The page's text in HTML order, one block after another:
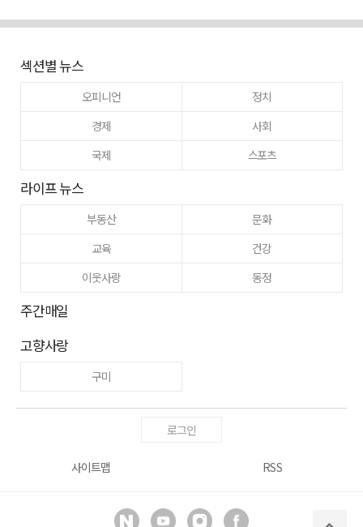
섹션별 뉴스
오피니언
정치
경제
사회
국제
스포츠
라이프 뉴스
부동산
문화
교육
건강
이웃사랑
동정
주간매일
고향사랑
구미
로그인
사이트맵 RSS